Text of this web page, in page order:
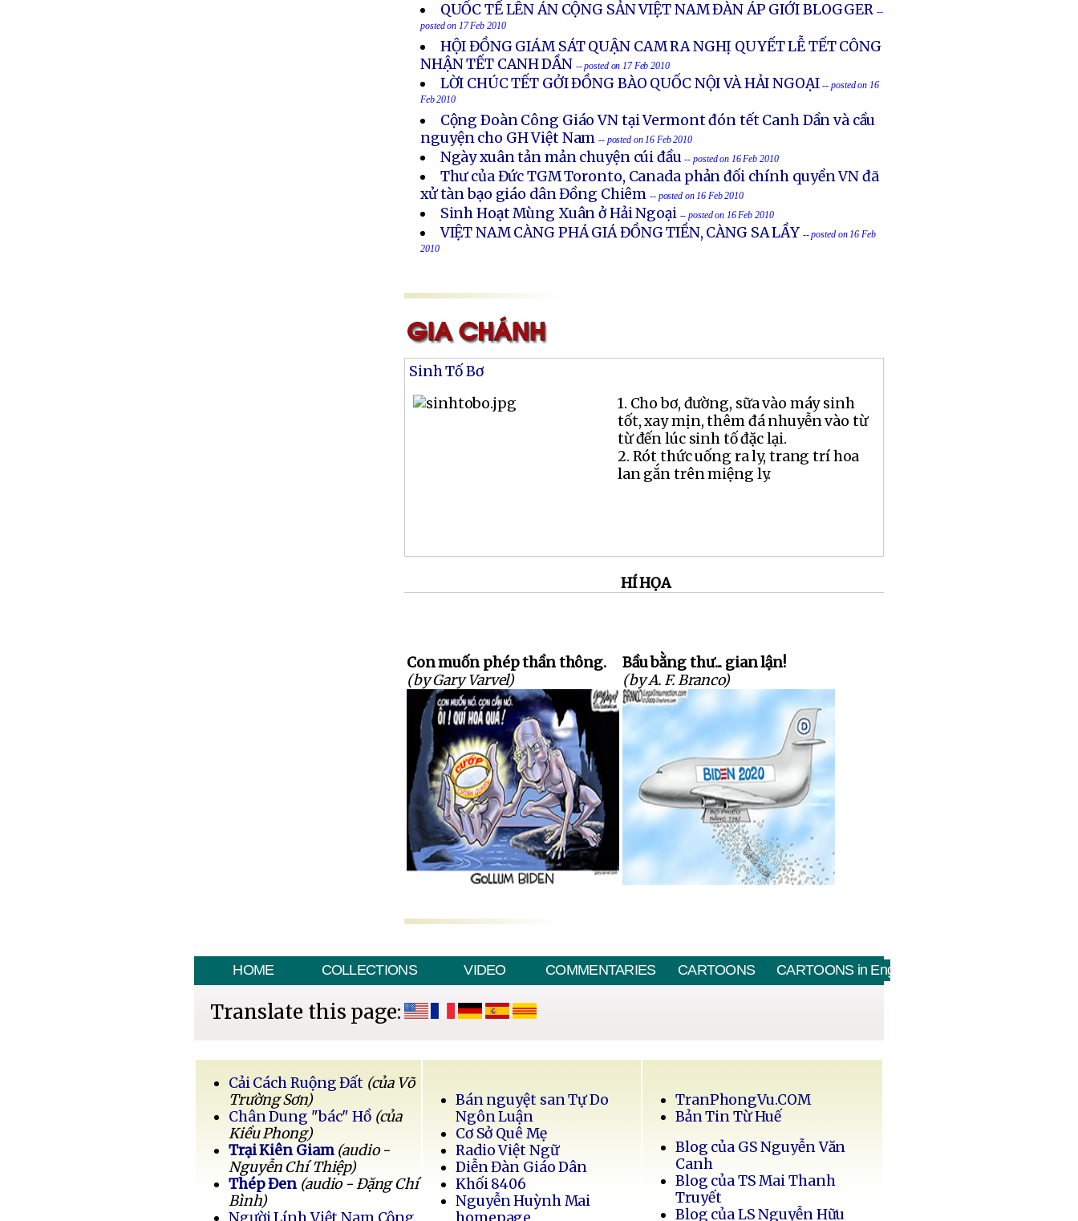
QUỐC TẾ LÊN ÁN CỘNG SẢN VIỆT NAM ĐÀN ÁP GIỚI BLOGGER --
posted on 17 Feb 2010
HỘI ĐỒNG GIÁM SÁT QUẬN CAM RA NGHỊ QUYẾT LỄ TẾT CÔNG
NHẬN TẾT CANH DẦN -- posted on 17 Feb 2010
LỜI CHÚC TẾT GỞI ÐỒNG BÀO QUỐC NỘI VÀ HẢI NGOẠI -- posted on 16
Feb 2010
Cộng Ðoàn Công Giáo VN tại Vermont đón tết Canh Dần và cầu
nguyện cho GH Việt Nam-- posted on 16 Feb 2010
Ngày xuân tản mản chuyện cúi đầu-- posted on 16 Feb 2010
Thư của Đức TGM Toronto, Canada phản đối chính quyền VN đã
xử tàn bạo giáo dân Đồng Chiêm-- posted on 16 Feb 2010
Sinh Hoạt Mùng Xuân ở Hải Ngoại -- posted on 16 Feb 2010
VIỆT NAM CÀNG PHÁ GIÁ ĐỒNG TIỀN, CÀNG SA LẦY -- posted on 16 Feb
2010
Sinh Tố Bơ
1. Cho bơ, đường, sữa vào máy sinh
tốt, xay mịn, thêm đá nhuyễn vào từ
từ đến lúc sinh tố đặc lại.
2. Rót thức uống ra ly, trang trí hoa
lan gắn trên miệng ly.
HÍ HỌA
Con muốn phép thần thông.
(by Gary Varvel)
Bầu bằng thư... gian lận!
(by A. F. Branco)
HOME COLLECTIONS VIDEO COMMENTARIES CARTOONS CARTOONS in English
Translate this page:
Cải Cách Ruộng Đất (của Võ
Trường Sơn)
Chân Dung "bác" Hồ (của
Kiều Phong)
Trại Kiên Giam (audio -
Nguyễn Chí Thiệp)
Thép Đen (audio - Đặng Chí
Bình)
Người Lính Việt Nam Cộng
Bán nguyệt san Tự Do
Ngôn Luận
Cơ Sở Quê Mẹ
Radio Việt Ngữ
Diễn Đàn Giáo Dân
Khối 8406
Nguyễn Huỳnh Mai
homepage
TranPhongVu.COM
Bản Tin Từ Huế
Blog của GS Nguyễn Văn
Canh
Blog của TS Mai Thanh
Truyết
Blog của LS Nguyễn Hữu